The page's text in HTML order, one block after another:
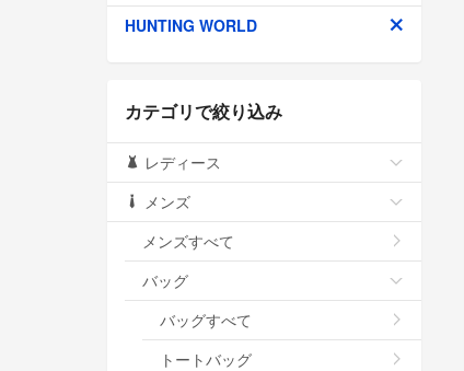
HUNTING WORLD
カテゴリで絞り込み
レディース
メンズ
メンズすべて
バッグ
バッグすべて
トートバッグ